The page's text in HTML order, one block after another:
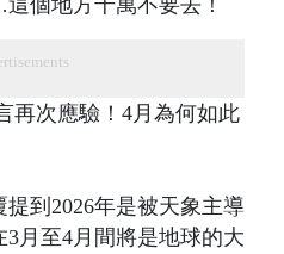
再次應驗！4月為何如此
到2026年是被天象主導
月至4月間將是地球的大